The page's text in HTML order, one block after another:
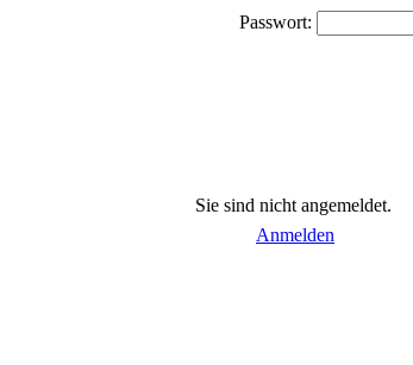
Passwort:
Sie sind nicht angemeldet.
Anmelden